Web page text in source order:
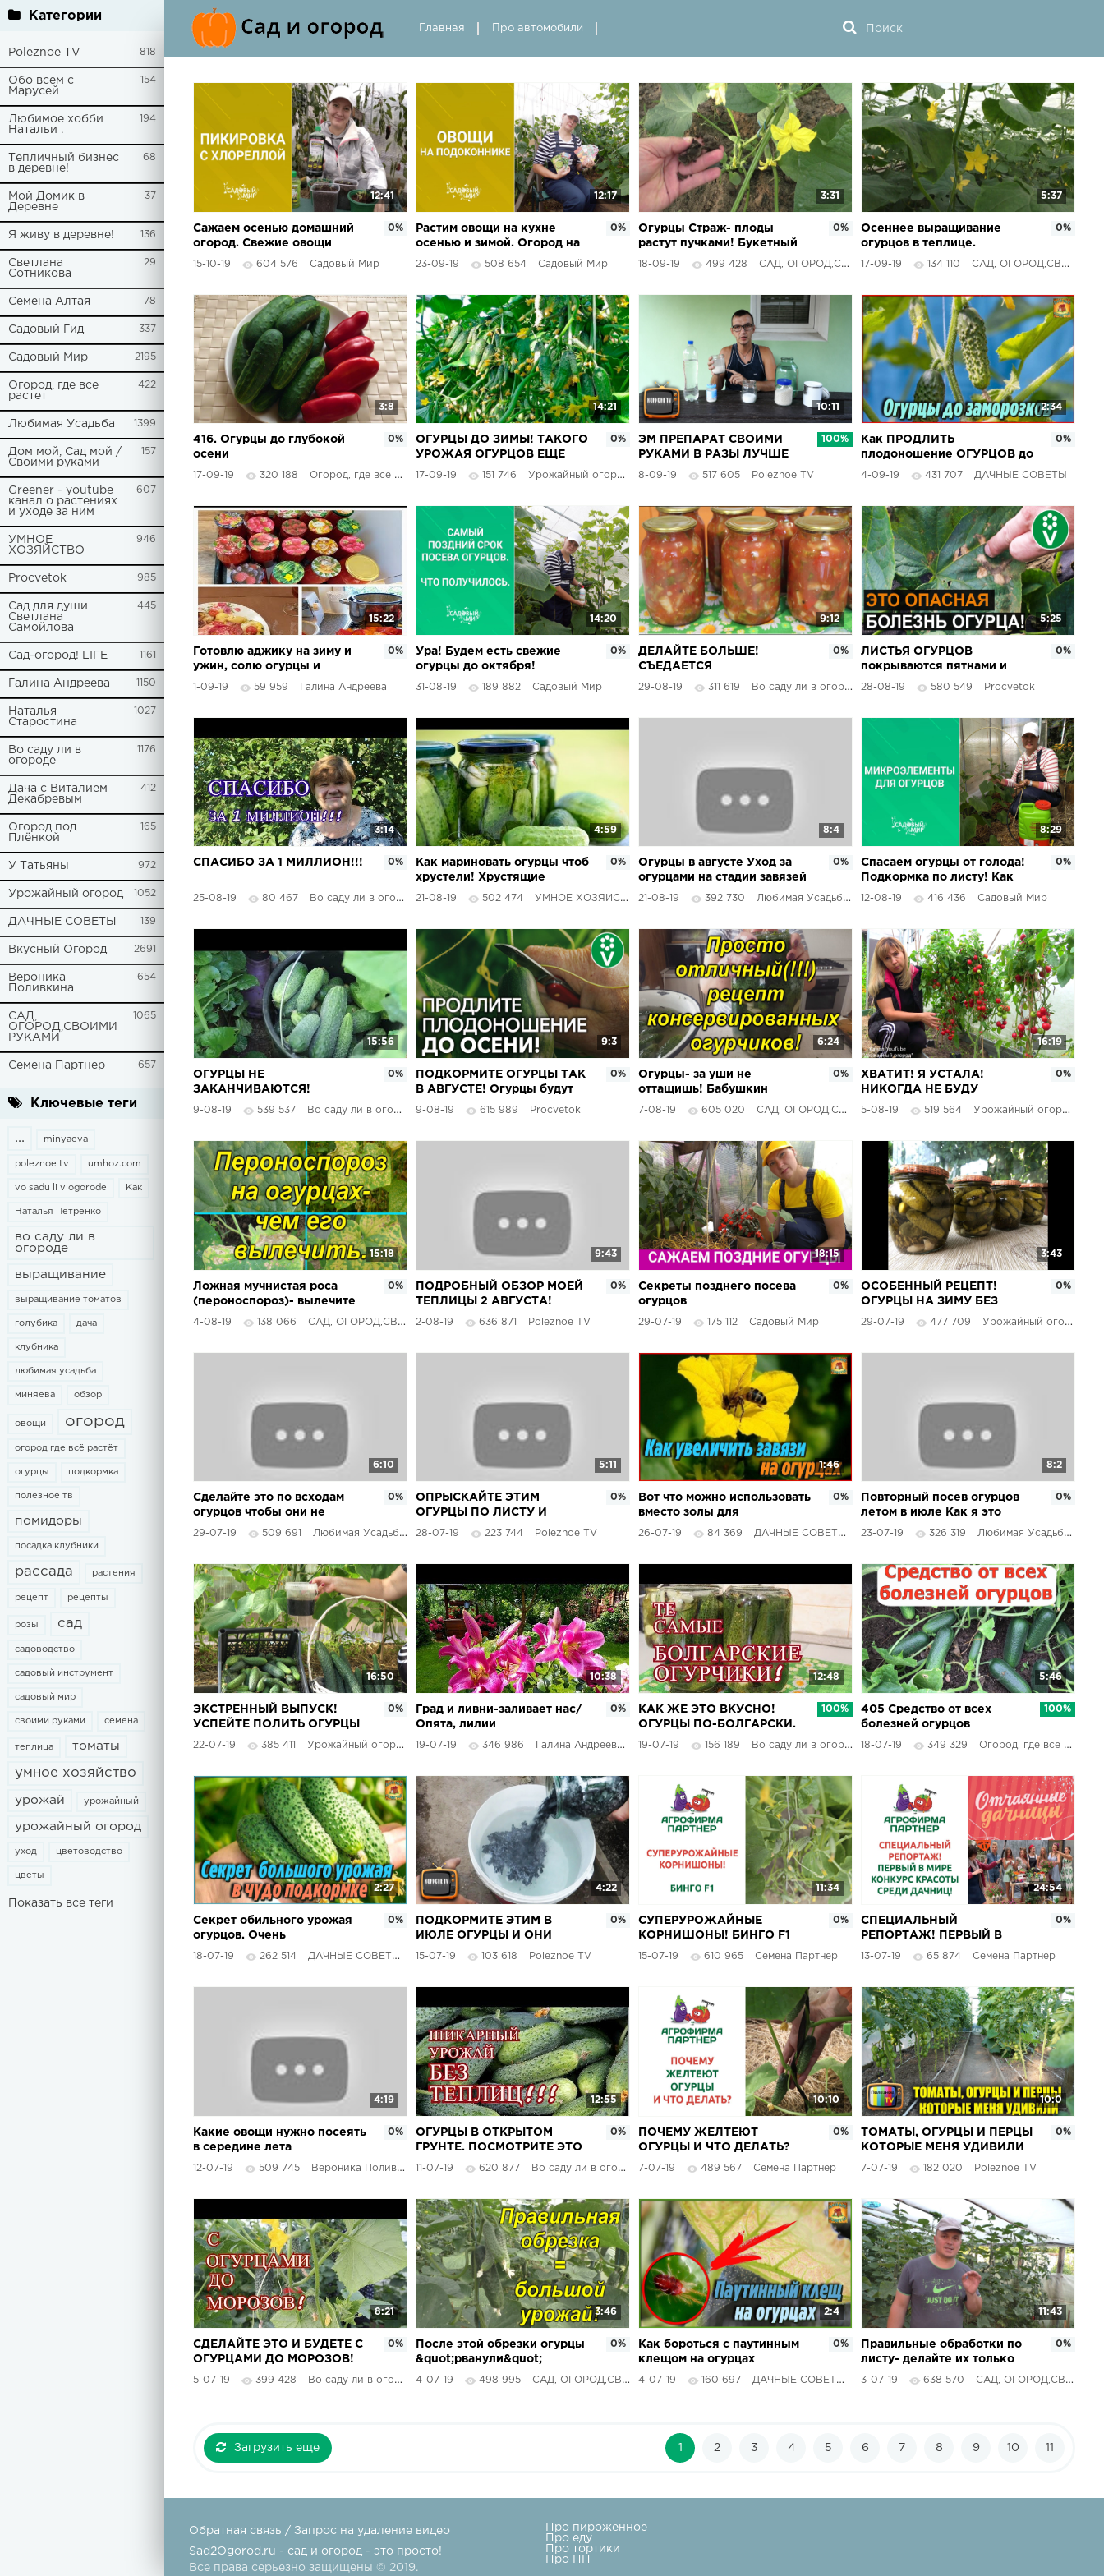
Категории
Poleznoe TV 818
Обо всем с
Марусей
154
Любимое хобби
Натальи .
194
Тепличный бизнес
в деревне!
68
Мой Домик в
Деревне
37
Я живу в деревне! 136
Cветлана
Сотникова
29
Семена Алтая 78
Садовый Гид 337
Садовый Мир 2195
Огород, где все
растет
422
Любимая Усадьба 1399
Дом мой, Сад мой /
Своими руками
157
Greener - youtube
канал о растениях
и уходе за ним
607
УМНОЕ
ХОЗЯЙСТВО
946
Procvetok 985
Сад для души
Светлана
Самойлова
445
Сад-огород! LIFE 1161
Галина Андреева 1150
Наталья
Старостина
1027
Во саду ли в
огороде
1176
Дача с Виталием
Декабревым
412
Огород под
Плёнкой
165
У Татьяны 972
Урожайный огород 1052
ДАЧНЫЕ СОВЕТЫ 139
Вкусный Огород 2691
Вероника
Поливкина
654
САД,
ОГОРОД,СВОИМИ
РУКАМИ
1065
Семена Партнер 657
Ключевые теги
... minyaeva
poleznoe tv umhoz.com
vo sadu li v ogorode Как
Наталья Петренко
во саду ли в
огороде
выращивание
выращивание томатов
голубика дача
клубника
любимая усадьба
миняева обзор
овощи огород
огород где всё растёт
огурцы подкормка
полезное тв
помидоры
посадка клубники
рассада растения
рецепт рецепты
розы сад
садоводство
садовый инструмент
садовый мир
своими руками семена
теплица томаты
умное хозяйство
урожай урожайный
урожайный огород
уход цветоводство
цветы
Показать все теги
Главная Про автомобили
12:41
Сажаем осенью домашний
огород. Свежие овощи
круглый год
15-10-19 604 576 Садовый Мир
0%
12:17
Растим овощи на кухне
осенью и зимой. Огород на
подоконнике!
23-09-19 508 654 Садовый Мир
0%
3:31
Огурцы Страж- плоды
растут пучками! Букетный
тип огурцов.
18-09-19 499 428 САД, ОГОРОД,СВОИМИ РУКАМИ
0%
5:37
Осеннее выращивание
огурцов в теплице.
17-09-19 134 110 САД, ОГОРОД,СВОИМИ РУКАМИ
0%
3:8
416. Огурцы до глубокой
осени
17-09-19 320 188 Огород, где все растет
0%
14:21
ОГУРЦЫ ДО ЗИМЫ! ТАКОГО
УРОЖАЯ ОГУРЦОВ ЕЩЕ
НИКОГДА НЕ БЫЛО! УЗНАЙ
17-09-19 151 746 Урожайный огород
0%
10:11
ЭМ ПРЕПАРАТ СВОИМИ
РУКАМИ В РАЗЫ ЛУЧШЕ
ВСЕХ ПОКУПНЫХ
8-09-19 517 605 Poleznoe TV
100%
2:34
Как ПРОДЛИТЬ
плодоношение ОГУРЦОВ до
самых ЗАМОРОЗКОВ
4-09-19 431 707 ДАЧНЫЕ СОВЕТЫ
0%
15:22
Готовлю аджику на зиму и
ужин, солю огурцы и
болтаю.
1-09-19 59 959 Галина Андреева
0%
14:20
Ура! Будем есть свежие
огурцы до октября!
Эксперимент удался
31-08-19 189 882 Садовый Мир
0%
9:12
ДЕЛАЙТЕ БОЛЬШЕ!
СЪЕДАЕТСЯ
МОМЕНТАЛЬНО! САЛАТ ИЗ
29-08-19 311 619 Во саду ли в огороде
0%
5:25
ЛИСТЬЯ ОГУРЦОВ
покрываются пятнами и
сохнут? Диагноз и лечение
28-08-19 580 549 Procvetok
0%
3:14
СПАСИБО ЗА 1 МИЛЛИОН!!!
25-08-19 80 467 Во саду ли в огороде
0%
4:59
Как мариновать огурцы чтоб
хрустели! Хрустящие
маринованные огурцы
21-08-19 502 474 УМНОЕ ХОЗЯЙСТВО
0%
8:4
Огурцы в августе Уход за
огурцами на стадии завязей
21-08-19 392 730 Любимая Усадьба
0%
8:29
Спасаем огурцы от голода!
Подкормка по листу! Как
правильно
12-08-19 416 436 Садовый Мир
0%
15:56
ОГУРЦЫ НЕ
ЗАКАНЧИВАЮТСЯ!
СОБИРАЮ ВЕДРАМИ! И ТАК
9-08-19 539 537 Во саду ли в огороде
0%
9:3
ПОДКОРМИТЕ ОГУРЦЫ ТАК
В АВГУСТЕ! Огурцы будут
плодоносить даже в дождь
9-08-19 615 989 Procvetok
0%
6:24
Огурцы- за уши не
оттащишь! Бабушкин
рецепт, без уксуса и
7-08-19 605 020 САД, ОГОРОД,СВОИМИ РУКАМИ
0%
16:19
ХВАТИТ! Я УСТАЛА!
НИКОГДА НЕ БУДУ
САЖАТЬ ТОМАТЫ, ОГУРЦЫ,
5-08-19 519 564 Урожайный огород
0%
15:18
Ложная мучнистая роса
(пероноспороз)- вылечите
свои растения от этой
4-08-19 138 066 САД, ОГОРОД,СВОИМИ РУКАМИ
0%
9:43
ПОДРОБНЫЙ ОБЗОР МОЕЙ
ТЕПЛИЦЫ 2 АВГУСТА!
ПОМИДОРЫ, ОГУРЦЫ,
2-08-19 636 871 Poleznoe TV
0%
18:15
Секреты позднего посева
огурцов
29-07-19 175 112 Садовый Мир
0%
3:43
ОСОБЕННЫЙ РЕЦЕПТ!
ОГУРЦЫ НА ЗИМУ БЕЗ
СТЕРИЛИЗАЦИИ ВСЕ
29-07-19 477 709 Урожайный огород
0%
6:10
Сделайте это по всходам
огурцов чтобы они не
болели пероноспорозом
29-07-19 509 691 Любимая Усадьба
0%
5:11
ОПРЫСКАЙТЕ ЭТИМ
ОГУРЦЫ ПО ЛИСТУ И
ЗЕЛЕНЦЫ БУДУТ РАСТИ НА
28-07-19 223 744 Poleznoe TV
0%
1:46
Вот что можно использовать
вместо золы для
образования плодов.
26-07-19 84 369 ДАЧНЫЕ СОВЕТЫ
0%
8:2
Повторный посев огурцов
летом в июле Как я это
делаю
23-07-19 326 319 Любимая Усадьба
0%
16:50
ЭКСТРЕННЫЙ ВЫПУСК!
УСПЕЙТЕ ПОЛИТЬ ОГУРЦЫ
ЭТИМ СРЕДСТВОМ ОТ ВСЕХ
22-07-19 385 411 Урожайный огород
0%
10:38
Град и ливни-заливает нас/
Опята, лилии
шикарные,ужин от мужа ,
19-07-19 346 986 Галина Андреева
0%
12:48
КАК ЖЕ ЭТО ВКУСНО!
ОГУРЦЫ ПО-БОЛГАРСКИ.
ОГУРЦЫ МАРИНОВАННЫЕ
19-07-19 156 189 Во саду ли в огороде
100%
5:46
405 Средство от всех
болезней огурцов
18-07-19 349 329 Огород, где все растет
100%
2:27
Секрет обильного урожая
огурцов. Очень
эффективная подкормка
18-07-19 262 514 ДАЧНЫЕ СОВЕТЫ
0%
4:22
ПОДКОРМИТЕ ЭТИМ В
ИЮЛЕ ОГУРЦЫ И ОНИ
БУДУТ ПЛОДОНОСИТЬ
15-07-19 103 618 Poleznoe TV
0%
11:34
СУПЕРУРОЖАЙНЫЕ
КОРНИШОНЫ! БИНГО F1
15-07-19 610 965 Семена Партнер
0%
24:54
СПЕЦИАЛЬНЫЙ
РЕПОРТАЖ! ПЕРВЫЙ В
МИРЕ КОНКУРС КРАСОТЫ
13-07-19 65 874 Семена Партнер
0%
4:19
Какие овощи нужно посеять
в середине лета
12-07-19 509 745 Вероника Поливкина
0%
12:55
ОГУРЦЫ В ОТКРЫТОМ
ГРУНТЕ. ПОСМОТРИТЕ ЭТО
ВИДЕО, ЕСЛИ ХОТИТЕ
11-07-19 620 877 Во саду ли в огороде
0%
10:10
ПОЧЕМУ ЖЕЛТЕЮТ
ОГУРЦЫ И ЧТО ДЕЛАТЬ?
7-07-19 489 567 Семена Партнер
0%
10:0
ТОМАТЫ, ОГУРЦЫ И ПЕРЦЫ
КОТОРЫЕ МЕНЯ УДИВИЛИ
ОБЗОР МОЕЙ ТЕПЛИЦЫ В
7-07-19 182 020 Poleznoe TV
0%
8:21
СДЕЛАЙТЕ ЭТО И БУДЕТЕ С
ОГУРЦАМИ ДО МОРОЗОВ!
5-07-19 399 428 Во саду ли в огороде
0%
3:46
После этой обрезки огурцы
&quot;рванули&quot;
плодоносить!!!
4-07-19 498 995 САД, ОГОРОД,СВОИМИ РУКАМИ
0%
2:4
Как бороться с паутинным
клещом на огурцах
народными средствами.
4-07-19 160 697 ДАЧНЫЕ СОВЕТЫ
0%
11:43
Правильные обработки по
листу- делайте их только
ТАК!!!
3-07-19 638 570 САД, ОГОРОД,СВОИМИ РУКАМИ
0%
Загрузить еще 1 2 3 4 5 6 7 8 9 10 11
Обратная связь / Запрос на удаление видео
Sad2Ogorod.ru - сад и огород - это просто!
Все права серьезно защищены © 2019.
Про пироженное
Про еду
Про тортики
Про ПП